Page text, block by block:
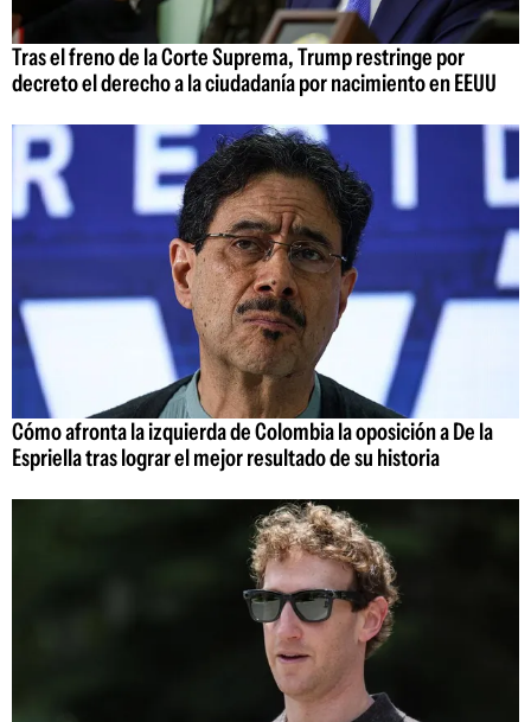
Tras el freno de la Corte Suprema, Trump restringe por
decreto el derecho a la ciudadanía por nacimiento en EEUU
Cómo afronta la izquierda de Colombia la oposición a De la
Espriella tras lograr el mejor resultado de su historia